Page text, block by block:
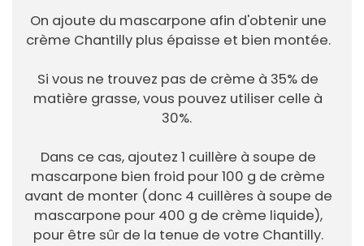
On ajoute du mascarpone afin d'obtenir une
crème Chantilly plus épaisse et bien montée.
Si vous ne trouvez pas de crème à 35% de
matière grasse, vous pouvez utiliser celle à
30%.
Dans ce cas, ajoutez 1 cuillère à soupe de
mascarpone bien froid pour 100 g de crème
avant de monter (donc 4 cuillères à soupe de
mascarpone pour 400 g de crème liquide),
pour être sûr de la tenue de votre Chantilly.